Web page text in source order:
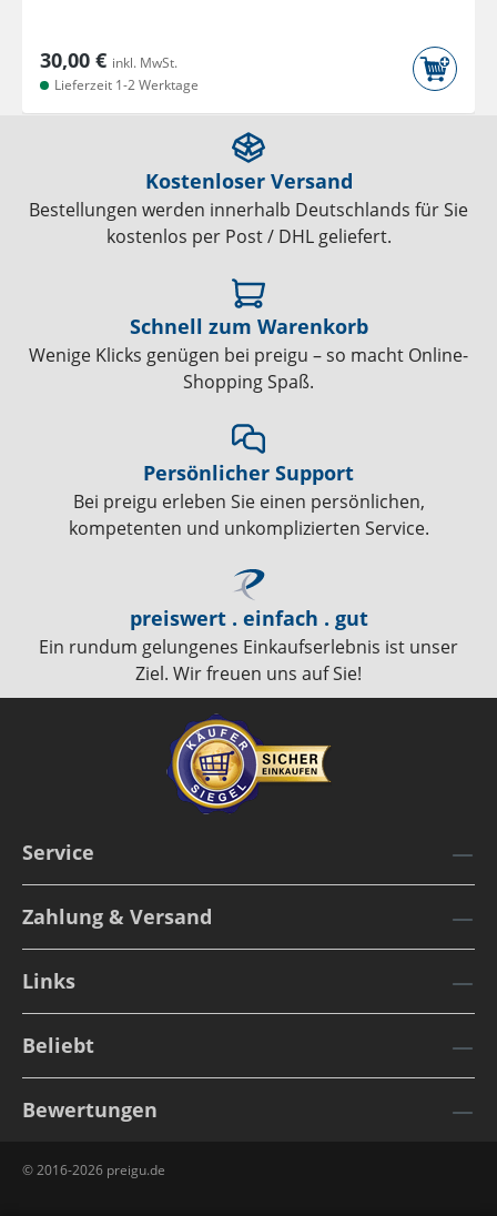
30,00 € inkl. MwSt.
Lieferzeit 1-2 Werktage
Kostenloser Versand
Bestellungen werden innerhalb Deutschlands für Sie
kostenlos per Post / DHL geliefert.
Schnell zum Warenkorb
Wenige Klicks genügen bei preigu – so macht Online-
Shopping Spaß.
Persönlicher Support
Bei preigu erleben Sie einen persönlichen,
kompetenten und unkomplizierten Service.
preiswert . einfach . gut
Ein rundum gelungenes Einkaufserlebnis ist unser
Ziel. Wir freuen uns auf Sie!
Service
Zahlung & Versand
Links
Beliebt
Bewertungen
© 2016-2026 preigu.de